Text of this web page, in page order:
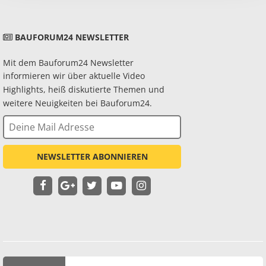
BAUFORUM24 NEWSLETTER
Mit dem Bauforum24 Newsletter
informieren wir über aktuelle Video
Highlights, heiß diskutierte Themen und
weitere Neuigkeiten bei Bauforum24.
NEWSLETTER ABONNIEREN